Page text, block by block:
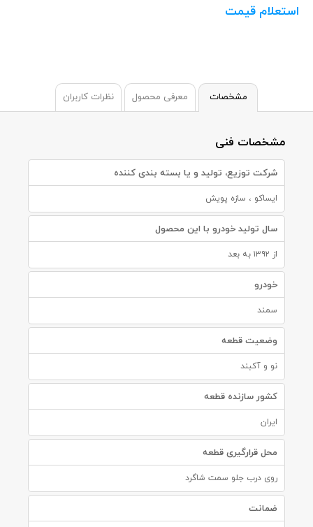
استعلام قیمت
مشخصات معرفی محصول نظرات کاربران
مشخصات فنی
شرکت توزیع، تولید و یا بسته بندی کننده
ایساکو ، سازه پویش
سال تولید خودرو با این محصول
از ۱۳۹۲ به بعد
خودرو
سمند
وضعیت قطعه
نو و آکبند
کشور سازنده قطعه
ایران
محل قرارگیری قطعه
روی درب جلو سمت شاگرد
ضمانت